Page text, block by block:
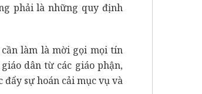
phải là những quy định
làm là mời gọi mọi tín
dân từ các giáo phận,
sự hoán cải mục vụ và